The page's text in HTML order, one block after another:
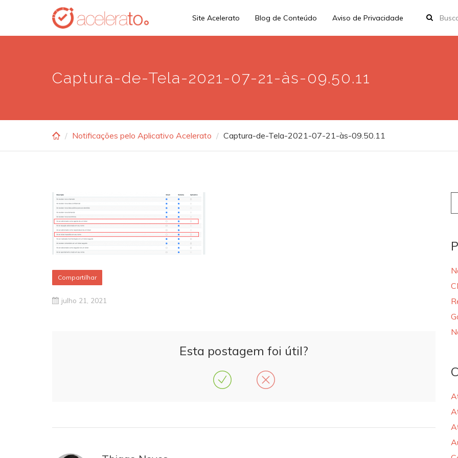
main
Site Acelerato Blog de Conteúdo Aviso de Privacidade
Captura-de-Tela-2021-07-21-às-09.50.11
Notificações pelo Aplicativo Acelerato Captura-de-Tela-2021-07-21-às-09.50.11
Compartilhar
julho 21, 2021
Esta postagem foi útil?